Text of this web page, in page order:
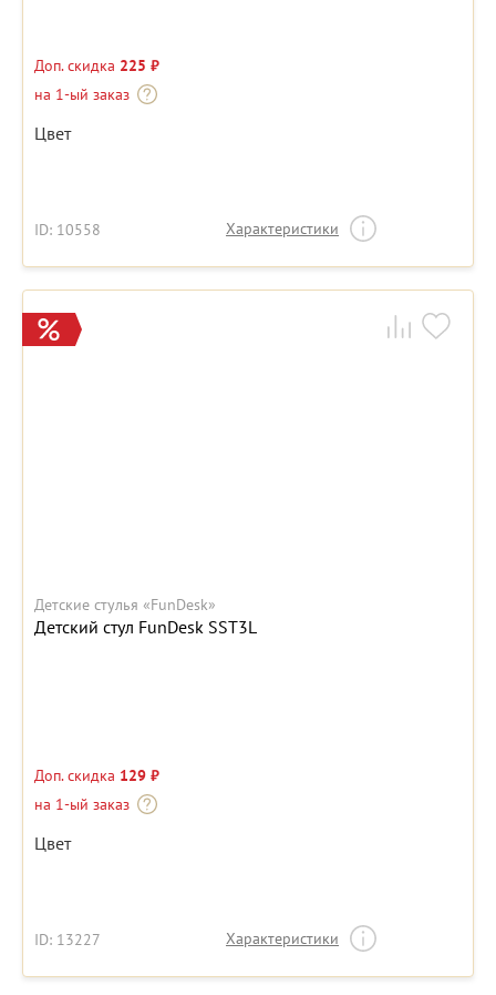
Доп. скидка 225 ₽
на 1-ый заказ
Цвет
ID: 10558 Характеристики
Детские стулья «FunDesk»
Детский стул FunDesk SST3L
Доп. скидка 129 ₽
на 1-ый заказ
Цвет
ID: 13227 Характеристики